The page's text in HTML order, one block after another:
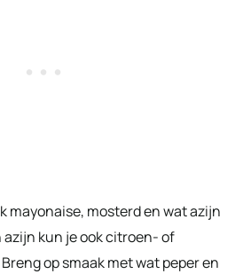
mayonaise, mosterd en wat azijn
kun je ook citroen- of
op smaak met wat peper en